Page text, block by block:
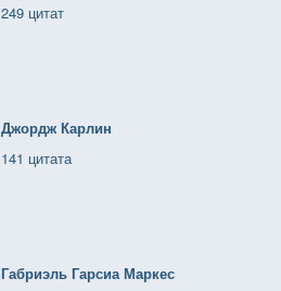
249 цитат
Джордж Карлин
141 цитата
Габриэль Гарсиа Маркес